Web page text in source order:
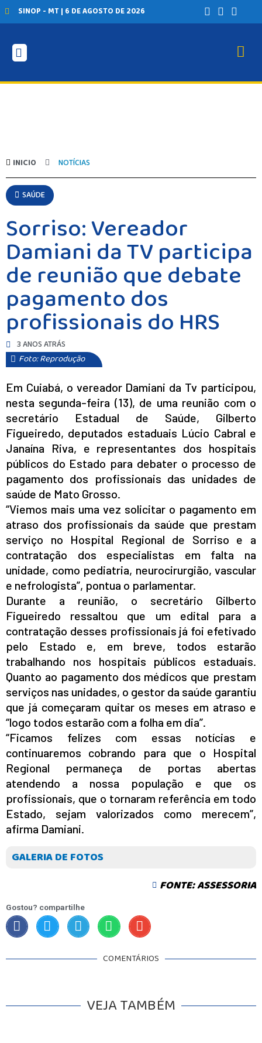
SINOP - MT | 6 DE AGOSTO DE 2026
INICIO NOTÍCIAS
SAÚDE
Sorriso: Vereador
Damiani da TV participa
de reunião que debate
pagamento dos
profissionais do HRS
3 ANOS ATRÁS
Foto: Reprodução
Em Cuiabá, o vereador Damiani da Tv participou,
nesta segunda-feira (13), de uma reunião com o
secretário Estadual de Saúde, Gilberto
Figueiredo, deputados estaduais Lúcio Cabral e
Janaína Riva, e representantes dos hospitais
públicos do Estado para debater o processo de
pagamento dos profissionais das unidades de
saúde de Mato Grosso.
“Viemos mais uma vez solicitar o pagamento em
atraso dos profissionais da saúde que prestam
serviço no Hospital Regional de Sorriso e a
contratação dos especialistas em falta na
unidade, como pediatria, neurocirurgião, vascular
e nefrologista”, pontua o parlamentar.
Durante a reunião, o secretário Gilberto
Figueiredo ressaltou que um edital para a
contratação desses profissionais já foi efetivado
pelo Estado e, em breve, todos estarão
trabalhando nos hospitais públicos estaduais.
Quanto ao pagamento dos médicos que prestam
serviços nas unidades, o gestor da saúde garantiu
que já começaram quitar os meses em atraso e
“logo todos estarão com a folha em dia”.
“Ficamos felizes com essas notícias e
continuaremos cobrando para que o Hospital
Regional permaneça de portas abertas
atendendo a nossa população e que os
profissionais, que o tornaram referência em todo
Estado, sejam valorizados como merecem”,
afirma Damiani.
GALERIA DE FOTOS
FONTE: ASSESSORIA
Gostou? compartilhe
COMENTÁRIOS
VEJA TAMBÉM